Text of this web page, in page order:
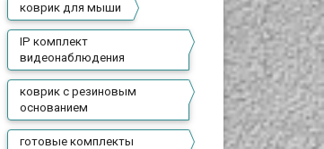
коврик для мыши
IP комплект
видеонаблюдения
коврик с резиновым
основанием
готовые комплекты